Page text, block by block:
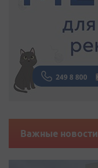
Важные новости